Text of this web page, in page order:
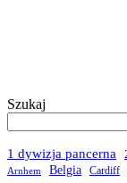
Szukaj
1 dywizja pancerna
Arnhem Belgia Cardiff